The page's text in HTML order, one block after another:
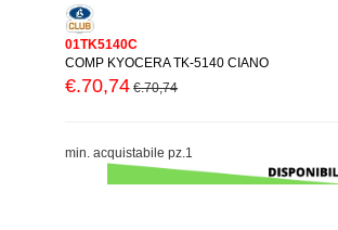
01TK5140C
COMP KYOCERA TK-5140 CIANO
€.70,74 €.70,74
min. acquistabile pz.1